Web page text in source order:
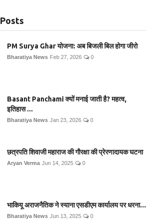
PM Surya Ghar योजना: अब बिजली बिल होगा जीरो
Bharatiya News Feb 27, 2026 0
Basant Panchami क्यों मनाई जाती है? महत्व,
इतिहास ...
Bharatiya News Jan 23, 2026 0
छत्रपति शिवाजी महाराज की गौरक्षा की प्रेरणादायक घटना
Aryan Verma Jun 14, 2025 0
भाकियू अराजनैतिक ने स्याना एसडीएम कार्यालय पर धरना...
Bharatiya News Jun 13, 2025 0